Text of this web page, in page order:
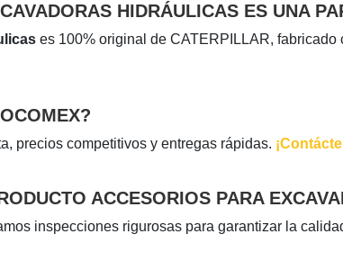
HIDRÁULICAS ES UNA
es 100% original de CATERPILLAR,
precios competitivos y entregas rápidas.
ACCESORIOS PARA
inspecciones rigurosas para garantizar la